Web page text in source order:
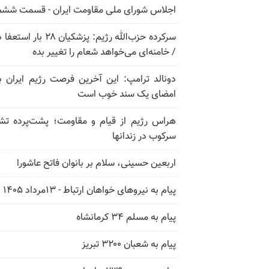
اجلاس شورای ملی مقاومت ایران - قسمت
سرکرده حزب‌الله رژیم: پزشکیان ۲۸
/ خامنه‌ای می‌خواهد شعام را تغییر بده
دونالد ترامپ: این آخرین فرصت رژیم ایران
امضای یک سند خوب است
هراس رژیم از قیام و مقاومت؛ پشت‌پرده
سرکوب در زندانها
اربعین حسینی، سلام بر بانوان فاتح عاشورا
پیام به نیروهای خواهان ارتباط - ۱۳مرداد ۱۴۰۵
پیام به مسلم ۳۴ کرمانشاه
پیام به شعبان ۳۲۰۰ تبریز